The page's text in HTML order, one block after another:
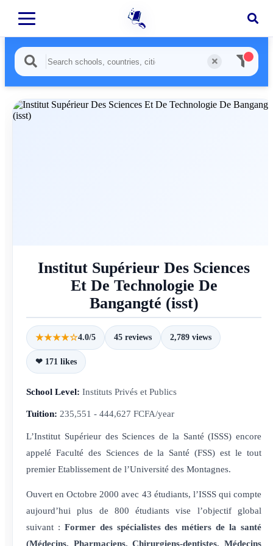
Institut Supérieur Des Sciences
Et De Technologie De
Bangangté (isst)
★★★★☆4.0/5 45 reviews 2,789 views
❤ 171 likes
School Level: Instituts Privés et Publics
Tuition: 235,551 - 444,627 FCFA/year
L’Institut Supérieur des Sciences de la Santé (ISSS) encore
appelé Faculté des Sciences de la Santé (FSS) est le tout
premier Etablissement de l’Université des Montagnes.
Ouvert en Octobre 2000 avec 43 étudiants, l’ISSS qui compte
aujourd’hui plus de 800 étudiants vise l’objectif global
suivant : Former des spécialistes des métiers de la santé
(Médecins, Pharmaciens, Chirurgiens-dentistes, Médecins